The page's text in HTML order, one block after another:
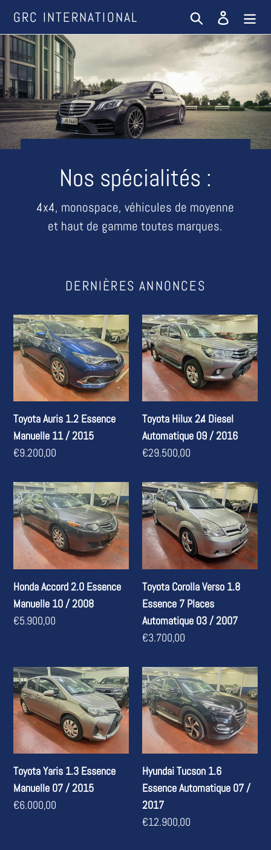
contenu
GRC INTERNATIONAL Rechercher
Se
Nos spécialités :
4x4, monospace, véhicules de moyenne
et haut de gamme toutes marques.
DERNIÈRES ANNONCES
Toyota
Auris
1.2
Essence
Manuelle
/
2015
Toyota Auris 1.2 Essence
Manuelle 11 / 2015
Prix
€9.200,00
Toyota
Hilux
2.4
Diesel
Automatique
/
2016
Toyota Hilux 2.4 Diesel
Automatique 09 / 2016
Prix
€29.500,00
Honda
Accord
2.0
Essence
Manuelle
/
2008
Honda Accord 2.0 Essence
Manuelle 10 / 2008
Prix
€5.900,00
Toyota
Corolla
Verso
1.8
Essence
Places
Automatique
03
/
Toyota Corolla Verso 1.8
Essence 7 Places
Automatique 03 / 2007
Prix
€3.700,00
Toyota
Yaris
1.3
Essence
Manuelle
/
2015
Toyota Yaris 1.3 Essence
Manuelle 07 / 2015
Prix
€6.000,00
Hyundai
Tucson
1.6
Essence
Automatique
/
2017
Hyundai Tucson 1.6
Essence Automatique 07 /
2017
Prix
€12.900,00